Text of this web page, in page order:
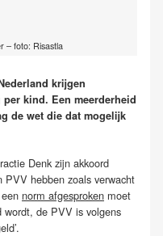
– foto: Risastla
krijgen
kind. Een meerderheid
de wet die dat mogelijk
Denk zijn akkoord
hebben zoals verwacht
norm afgesproken moet
wordt, de PVV is volgens